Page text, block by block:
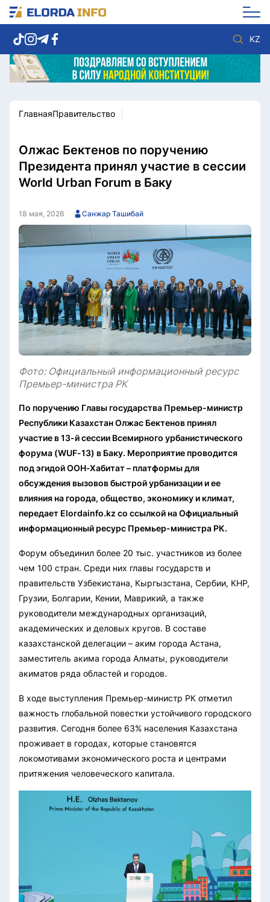
KZ
Новости столицы
Политика
Спорт
Культура
Разное
Видео
Мир
Послание
Служба Комплаенс
ГлавнаяПравительство
Олжас Бектенов по поручению
Президента принял участие в сессии
World Urban Forum в Баку
18 мая, 2026 Санжар Ташибай
Фото: Официальный информационный ресурс
Премьер-министра РК
По поручению Главы государства Премьер-министр
Республики Казахстан Олжас Бектенов принял
участие в 13-й сессии Всемирного урбанистического
форума (WUF-13) в Баку. Мероприятие проводится
под эгидой ООН-Хабитат – платформы для
обсуждения вызовов быстрой урбанизации и ее
влияния на города, общество, экономику и климат,
передает Elordainfo.kz со ссылкой на Официальный
информационный ресурс Премьер-министра РК.
Форум объединил более 20 тыс. участников из более
чем 100 стран. Среди них главы государств и
правительств Узбекистана, Кыргызстана, Сербии, КНР,
Грузии, Болгарии, Кении, Маврикий, а также
руководители международных организаций,
академических и деловых кругов. В составе
казахстанской делегации – аким города Астана,
заместитель акима города Алматы, руководители
акиматов ряда областей и городов.
В ходе выступления Премьер-министр РК отметил
важность глобальной повестки устойчивого городского
развития. Сегодня более 63% населения Казахстана
проживает в городах, которые становятся
локомотивами экономического роста и центрами
притяжения человеческого капитала.